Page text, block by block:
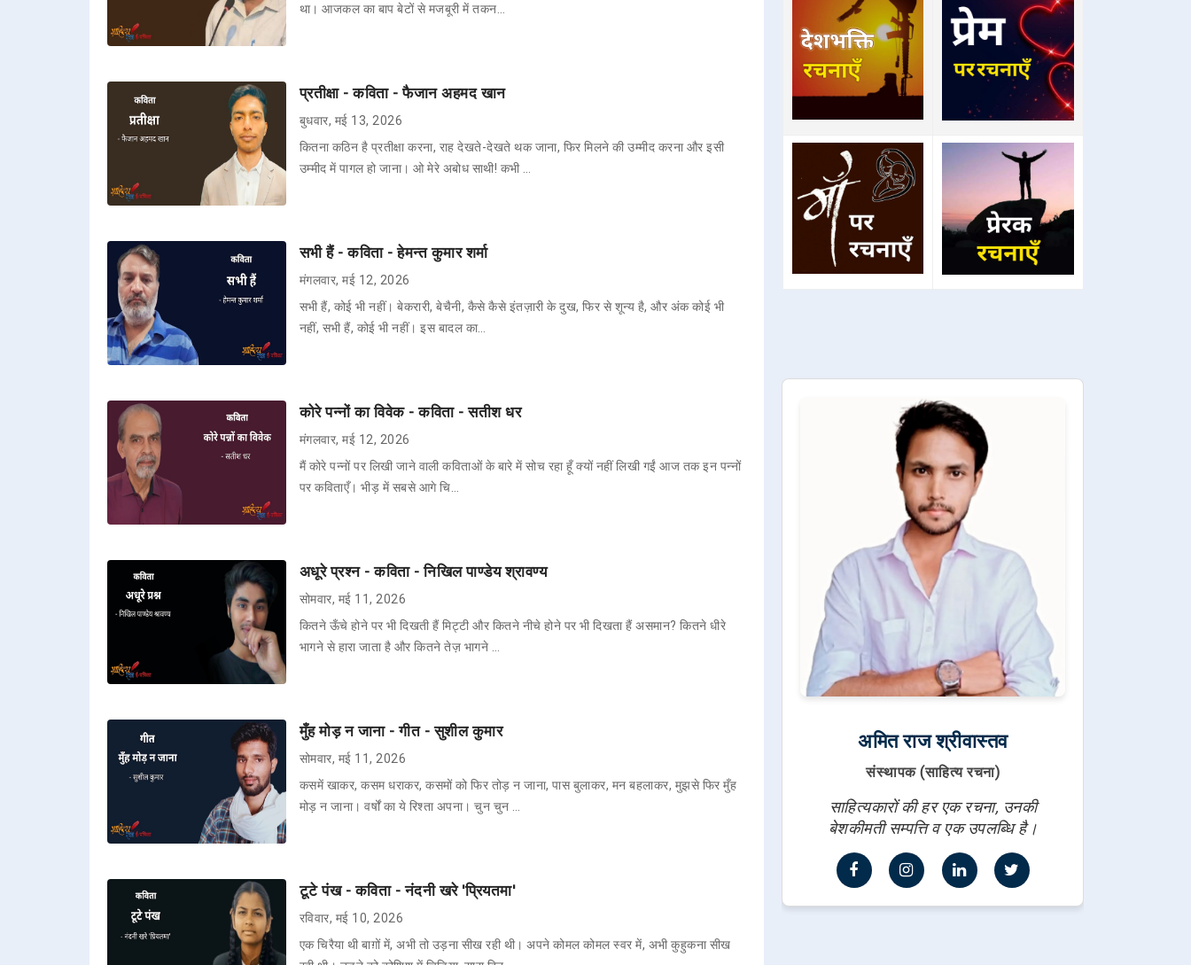
था। आजकल का बाप बेटों से मजबूरी में तकन…
प्रतीक्षा - कविता - फैजान अहमद खान
बुधवार, मई 13, 2026
कितना कठिन है प्रतीक्षा करना, राह देखते-देखते थक जाना, फिर मिलने की उम्मीद करना और इसी
उम्मीद में पागल हो जाना। ओ मेरे अबोध साथी! कभी …
सभी हैं - कविता - हेमन्त कुमार शर्मा
मंगलवार, मई 12, 2026
सभी हैं, कोई भी नहीं। बेकरारी, बेचैनी, कैसे कैसे इंतज़ारी के दुख, फिर से शून्य है, और अंक कोई भी
नहीं, सभी हैं, कोई भी नहीं। इस बादल का…
कोरे पन्नों का विवेक - कविता - सतीश धर
मंगलवार, मई 12, 2026
मैं कोरे पन्नों पर लिखी जाने वाली कविताओं के बारे में सोच रहा हूँ क्यों नहीं लिखी गईं आज तक इन पन्नों
पर कविताएँ। भीड़ में सबसे आगे चि…
अधूरे प्रश्न - कविता - निखिल पाण्डेय श्रावण्य
सोमवार, मई 11, 2026
कितने ऊँचे होने पर भी दिखती हैं मिट्टी और कितने नीचे होने पर भी दिखता हैं असमान? कितने धीरे
भागने से हारा जाता है और कितने तेज़ भागने …
मुँह मोड़ न जाना - गीत - सुशील कुमार
सोमवार, मई 11, 2026
कसमें खाकर, कसम धराकर, कसमों को फिर तोड़ न जाना, पास बुलाकर, मन बहलाकर, मुझसे फिर मुँह
मोड़ न जाना। वर्षों का ये रिश्ता अपना। चुन चुन …
टूटे पंख - कविता - नंदनी खरे 'प्रियतमा'
रविवार, मई 10, 2026
एक चिरैया थी बाग़ों में, अभी तो उड़ना सीख रही थी। अपने कोमल कोमल स्वर में, अभी कुहुकना सीख
अमित राज श्रीवास्तव
संस्थापक (साहित्य रचना)
साहित्यकारों की हर एक रचना, उनकी
बेशकीमती सम्पत्ति व एक उपलब्धि है।